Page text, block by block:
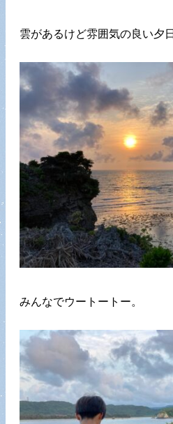
雲があるけど雰囲気の良い夕
みんなでウートートー。